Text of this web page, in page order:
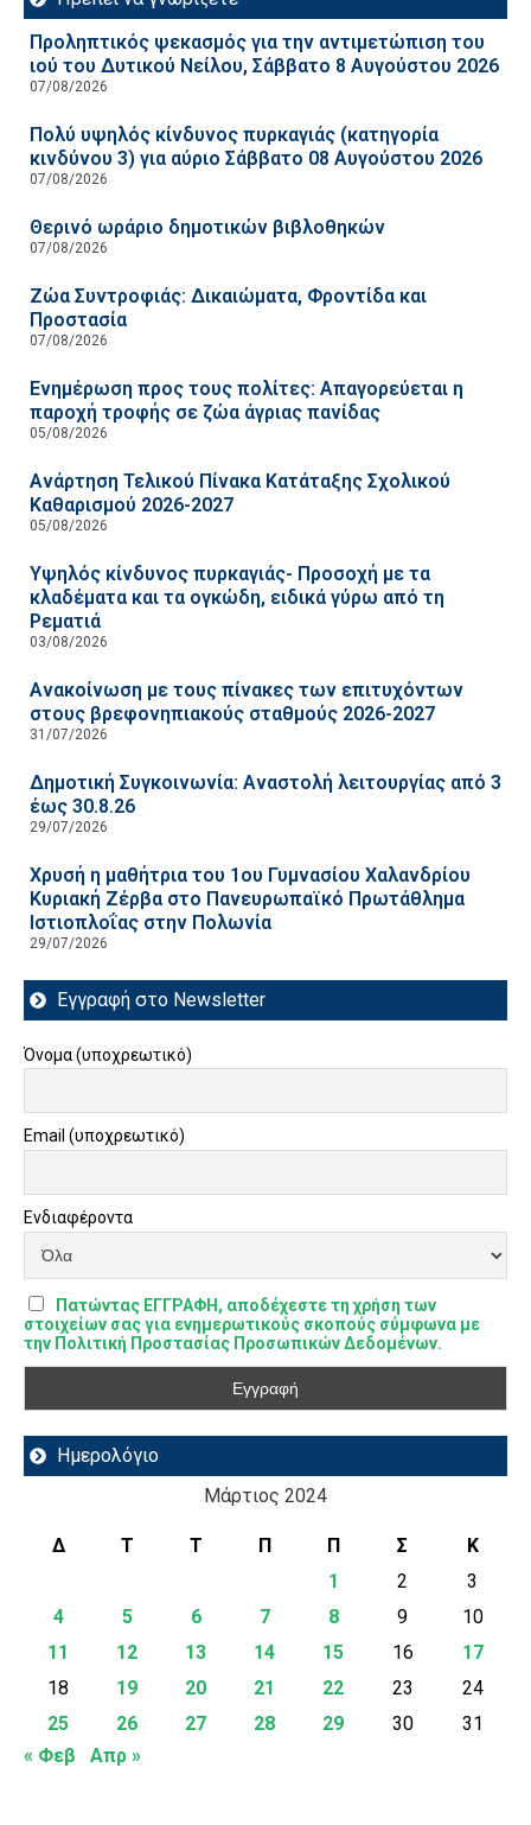
Προληπτικός ψεκασμός για την αντιμετώπιση του
ιού του Δυτικού Νείλου, Σάββατο 8 Αυγούστου 2026
07/08/2026
Πολύ υψηλός κίνδυνος πυρκαγιάς (κατηγορία
κινδύνου 3) για αύριο Σάββατο 08 Αυγούστου 2026
07/08/2026
Θερινό ωράριο δημοτικών βιβλοθηκών
07/08/2026
Ζώα Συντροφιάς: Δικαιώματα, Φροντίδα και
Προστασία
07/08/2026
Ενημέρωση προς τους πολίτες: Απαγορεύεται η
παροχή τροφής σε ζώα άγριας πανίδας
05/08/2026
Ανάρτηση Τελικού Πίνακα Κατάταξης Σχολικού
Καθαρισμού 2026-2027
05/08/2026
Υψηλός κίνδυνος πυρκαγιάς- Προσοχή με τα
κλαδέματα και τα ογκώδη, ειδικά γύρω από τη
Ρεματιά
03/08/2026
Ανακοίνωση με τους πίνακες των επιτυχόντων
στους βρεφονηπιακούς σταθμούς 2026-2027
31/07/2026
Δημοτική Συγκοινωνία: Αναστολή λειτουργίας από 3
έως 30.8.26
29/07/2026
Χρυσή η μαθήτρια του 1ου Γυμνασίου Χαλανδρίου
Κυριακή Ζέρβα στο Πανευρωπαϊκό Πρωτάθλημα
Ιστιοπλοΐας στην Πολωνία
29/07/2026
Εγγραφή στο Newsletter
Όνομα (υποχρεωτικό)
Email (υποχρεωτικό)
Ενδιαφέροντα
Πατώντας ΕΓΓΡΑΦΗ, αποδέχεστε τη χρήση των
στοιχείων σας για ενημερωτικούς σκοπούς σύμφωνα με
την Πολιτική Προστασίας Προσωπικών Δεδομένων.
Ημερολόγιο
Μάρτιος 2024
Δ Τ Τ Π Π Σ
Κ
1
2
3
4
5 6 7 8 9
10
11
12 13 14 15 16
17
18
19 20 21 22 23
24
25
26 27 28 29 30
31
« Φεβ
Απρ »